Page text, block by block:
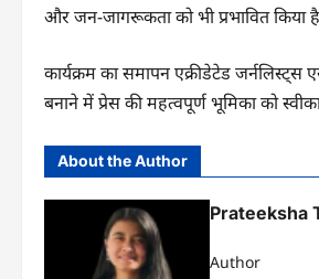
और जन-जागरूकता को भी प्रभावित किया
कार्यक्रम का समापन एक्रीडेटेड
बनाने में प्रेस की महत्वपूर्ण भूमिका को
About the Author
Prateeksha
Author